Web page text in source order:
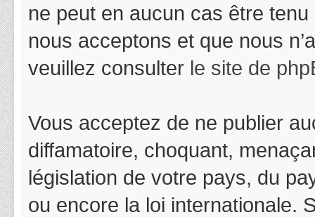
ne peut en aucun cas être
nous acceptons et que nous
veuillez consulter le site de
Vous acceptez de ne publier
diffamatoire, choquant,
législation de votre pays, du
ou encore la loi internationale.